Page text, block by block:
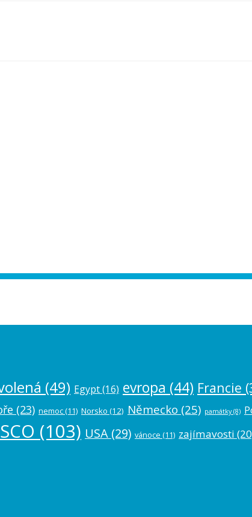
(49) Egypt(16) evropa (44) Francie
(23) nemoc(11) Norsko (12) Německo (25) památky(8)
(103) USA (29) vánoce (11) zajímavosti